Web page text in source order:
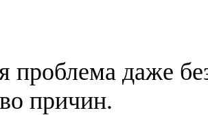
проблема даже
причин.